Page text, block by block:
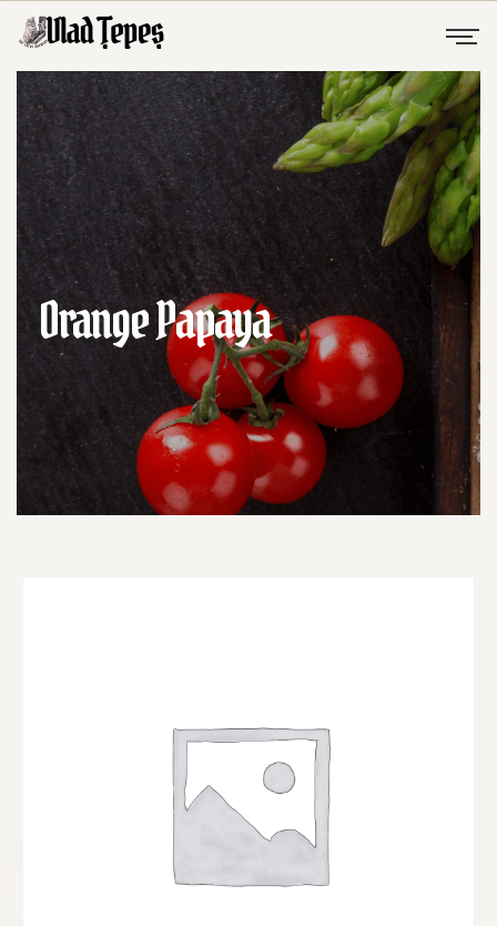
Orange Papaya